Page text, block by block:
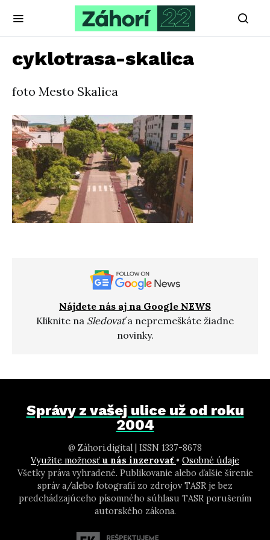
cyklotrasa-skalica
foto Mesto Skalica
Nájdete nás aj na Google NEWS
Kliknite na Sledovaťa nepremeškáte žiadne
novinky.
Správy z vašej ulice už od roku
2004
@ Záhori.digital | ISSN 1337-8678
Využite možnosť u nás inzerovať • Osobné údaje
Všetky práva vyhradené. Publikovanie alebo ďalšie šírenie
správ a/alebo fotografií zo zdrojov TASR je bez
predchádzajúceho písomného súhlasu TASR porušením
autorského zákona.